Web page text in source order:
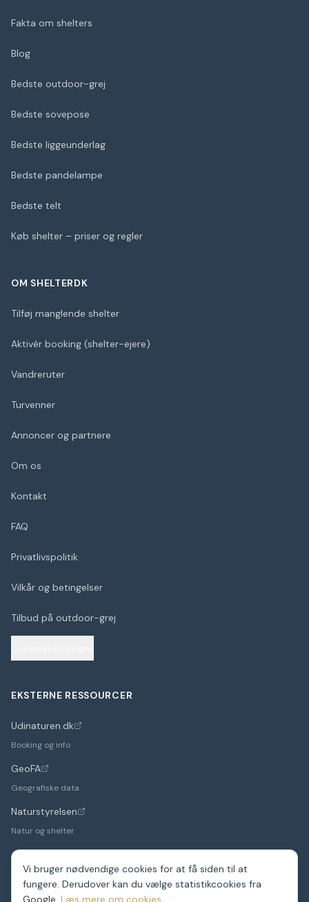
Vi bruger nødvendige cookies for at få siden til at
fungere. Derudover kan du vælge statistikcookies fra
Google. Læs mere om cookies
Fakta om shelters
Blog
Bedste outdoor-grej
Bedste sovepose
Bedste liggeunderlag
Bedste pandelampe
Bedste telt
Køb shelter – priser og regler
OM SHELTERDK
Tilføj manglende shelter
Aktivér booking (shelter-ejere)
Vandreruter
Turvenner
Annoncer og partnere
Om os
Kontakt
FAQ
Privatlivspolitik
Vilkår og betingelser
Tilbud på outdoor-grej
EKSTERNE RESSOURCER
Udinaturen.dk
(åbner i nyt faneblad)
Booking og info
GeoFA
(åbner i nyt faneblad)
Geografiske data
Naturstyrelsen
(åbner i nyt faneblad)
Natur og shelter
2026ShelterDK. Et hobbyprojekt – data fra GeoFA og andre